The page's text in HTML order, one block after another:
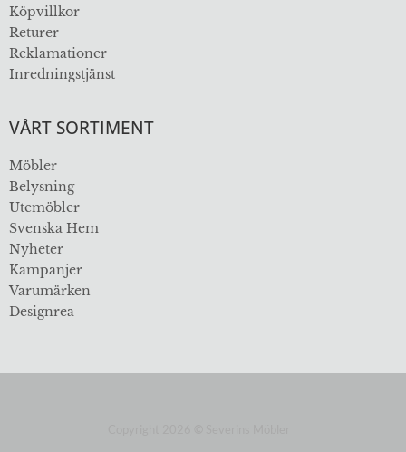
Köpvillkor
Returer
Reklamationer
Inredningstjänst
VÅRT SORTIMENT
Möbler
Belysning
Utemöbler
Svenska Hem
Nyheter
Kampanjer
Varumärken
Designrea